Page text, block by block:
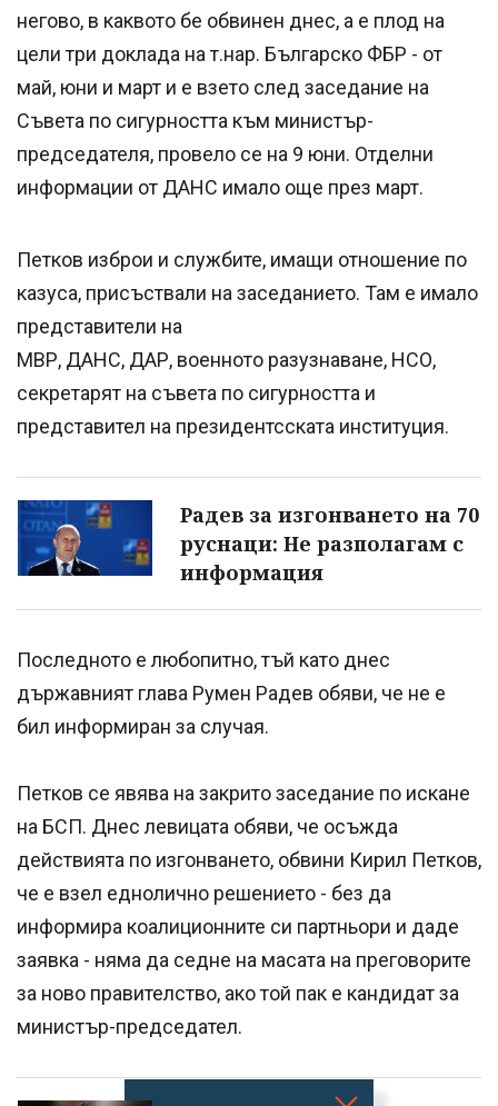
негово, в каквото бе обвинен днес, а е плод на
цели три доклада на т.нар. Българско ФБР - от
май, юни и март и е взето след заседание на
Съвета по сигурността към министър-
председателя, провело се на 9 юни. Отделни
информации от ДАНС имало още през март.
Петков изброи и службите, имащи отношение по
казуса, присъствали на заседанието. Там е имало
представители на
МВР, ДАНС, ДАР, военното разузнаване, НСО,
секретарят на съвета по сигурността и
представител на президентсската институция.
Радев за изгонването на 70
руснаци: Не разполагам с
информация
Последното е любопитно, тъй като днес
държавният глава Румен Радев обяви, че не е
бил информиран за случая.
Петков се явява на закрито заседание по искане
на БСП. Днес левицата обяви, че осъжда
действията по изгонването, обвини Кирил Петков,
че е взел еднолично решението - без да
информира коалиционните си партньори и даде
заявка - няма да седне на масата на преговорите
за ново правителство, ако той пак е кандидат за
министър-председател.